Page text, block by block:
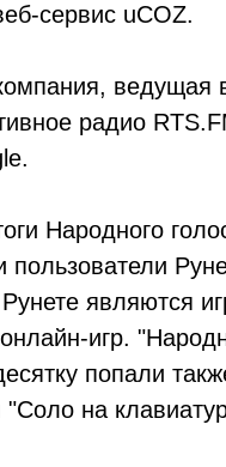
сервис uCOZ.
ведущая
радио
Народного
пользователи
являются
игр.
попали
"Соло на